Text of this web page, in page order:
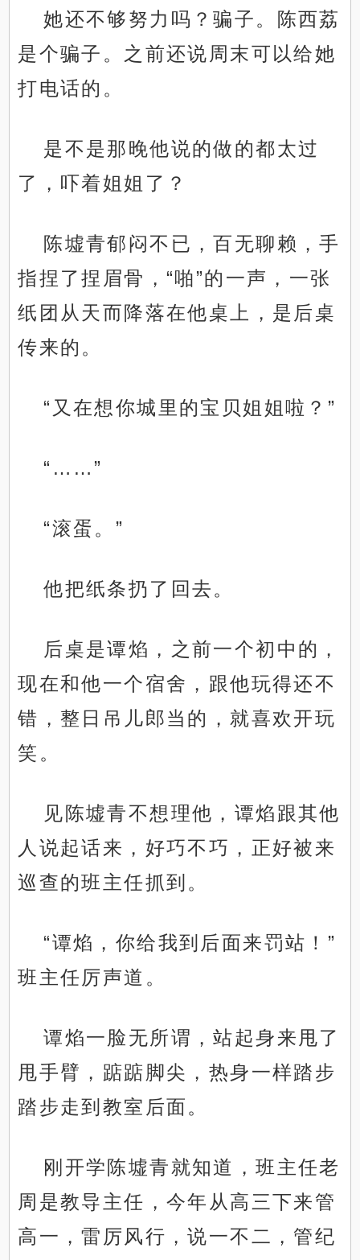
她还不够努力吗？骗子。陈西荔
是个骗子。之前还说周末可以给她
打电话的。
是不是那晚他说的做的都太过
了，吓着姐姐了？
陈墟青郁闷不已，百无聊赖，手
指捏了捏眉骨，“啪”的一声，一张
纸团从天而降落在他桌上，是后桌
传来的。
“又在想你城里的宝贝姐姐啦？”
“……”
“滚蛋。”
他把纸条扔了回去。
后桌是谭焰，之前一个初中的，
现在和他一个宿舍，跟他玩得还不
错，整日吊儿郎当的，就喜欢开玩
笑。
见陈墟青不想理他，谭焰跟其他
人说起话来，好巧不巧，正好被来
巡查的班主任抓到。
“谭焰，你给我到后面来罚站！”
班主任厉声道。
谭焰一脸无所谓，站起身来甩了
甩手臂，踮踮脚尖，热身一样踏步
踏步走到教室后面。
刚开学陈墟青就知道，班主任老
周是教导主任，今年从高三下来管
高一，雷厉风行，说一不二，管纪